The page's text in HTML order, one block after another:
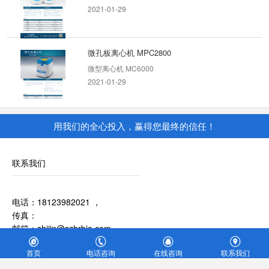
2021-01-29
微孔板离心机 MPC2800
微型离心机 MC6000
2021-01-29
干式恒温器 ES2000
2020-09-01
用我们的全心投入，赢得您最终的信任！
联系我们
电话：18123982021 ，
传真：
邮箱：shijin@szhrbio.com
公司地址：深圳市宝安区新安街道海乐社区39区华丰新安青年创业孵
化基地(二期)A座508
首页 电话咨询 在线咨询 联系我们